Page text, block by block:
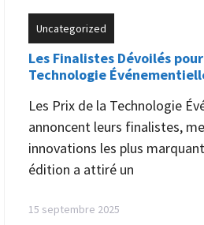
Uncategorized
Les Finalistes Dévoilés
Technologie
Les Prix de la Technologie
annoncent leurs finalistes,
innovations les plus
édition a attiré un
15 septembre 2025